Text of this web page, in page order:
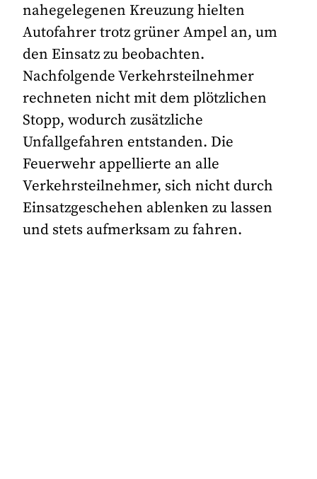
nahegelegenen Kreuzung hielten
Autofahrer trotz grüner Ampel an, um
den Einsatz zu beobachten.
Nachfolgende Verkehrsteilnehmer
rechneten nicht mit dem plötzlichen
Stopp, wodurch zusätzliche
Unfallgefahren entstanden. Die
Feuerwehr appellierte an alle
Verkehrsteilnehmer, sich nicht durch
Einsatzgeschehen ablenken zu lassen
und stets aufmerksam zu fahren.